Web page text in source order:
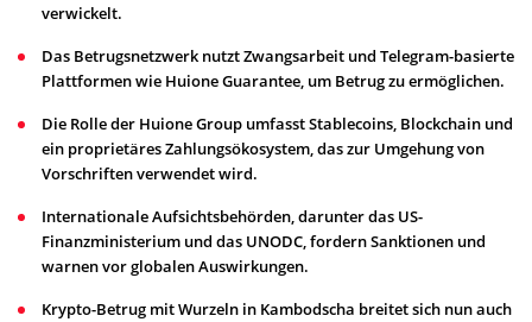
verwickelt.
Das Betrugsnetzwerk nutzt Zwangsarbeit und Telegram-basierte
Plattformen wie Huione Guarantee, um Betrug zu ermöglichen.
Die Rolle der Huione Group umfasst Stablecoins, Blockchain und
ein proprietäres Zahlungsökosystem, das zur Umgehung von
Vorschriften verwendet wird.
Internationale Aufsichtsbehörden, darunter das US-
Finanzministerium und das UNODC, fordern Sanktionen und
warnen vor globalen Auswirkungen.
Krypto-Betrug mit Wurzeln in Kambodscha breitet sich nun auch